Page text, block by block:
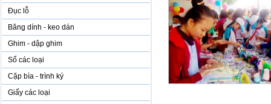
Đục lỗ
Băng dính - keo dán
Ghim - dập ghim
Sổ các loại
Cặp bìa - trình ký
Giấy các loại